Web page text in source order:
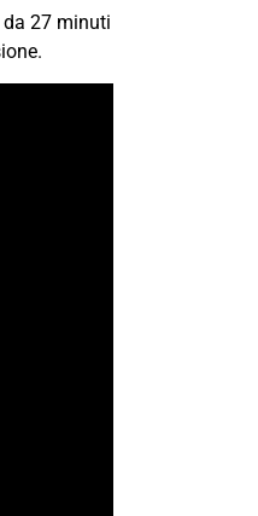
27 minuti